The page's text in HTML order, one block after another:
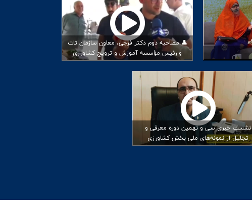
👤 مصاحبه دوم دکتر فرجی، معاون سازمان تات
و رئیس مؤسسه آموزش و ترویج کشاورزی
نشست خبری سی و نهمین دوره معرفی و
تجلیل از نمونه‌های ملی بخش کشاورزی